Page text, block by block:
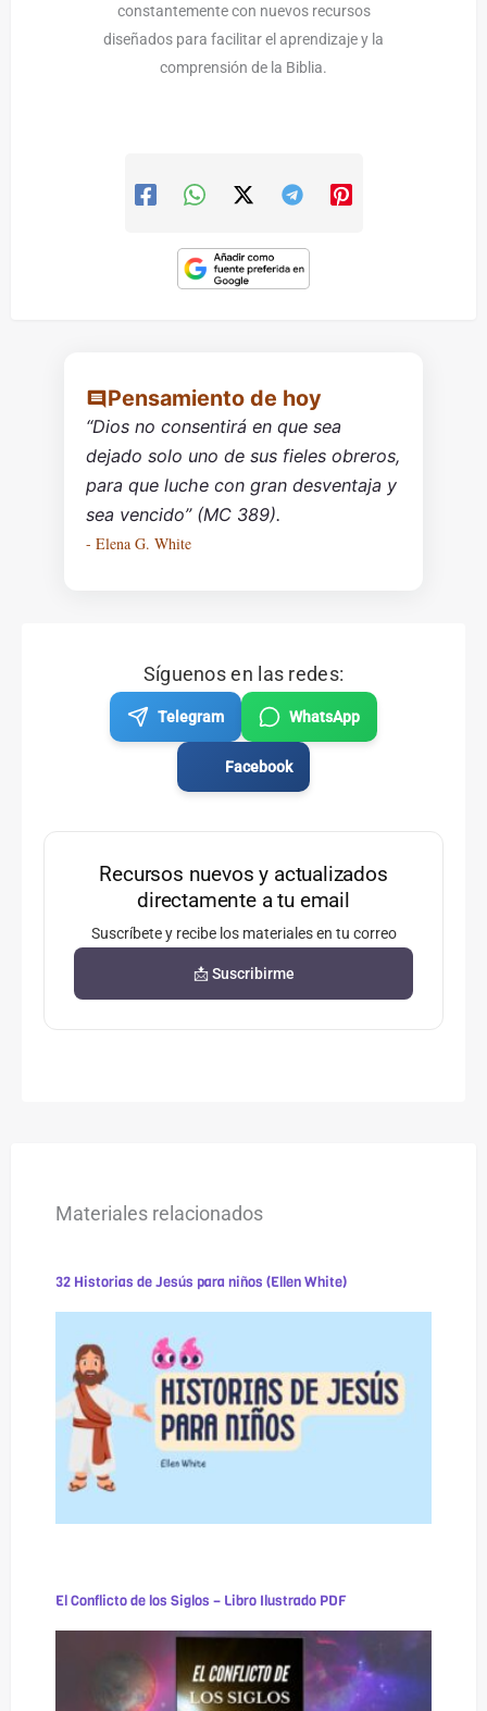
constantemente con nuevos recursos
diseñados para facilitar el aprendizaje y la
comprensión de la Biblia.
Pensamiento de hoy
“Dios no consentirá en que sea
dejado solo uno de sus fieles obreros,
para que luche con gran desventaja y
sea vencido” (MC 389).
- Elena G. White
Síguenos en las redes:
Telegram WhatsApp
Facebook
Recursos nuevos y actualizados
directamente a tu email
Suscríbete y recibe los materiales en tu correo
📩 Suscribirme
Materiales relacionados
32 Historias de Jesús para niños (Ellen White)
El Conflicto de los Siglos – Libro Ilustrado PDF